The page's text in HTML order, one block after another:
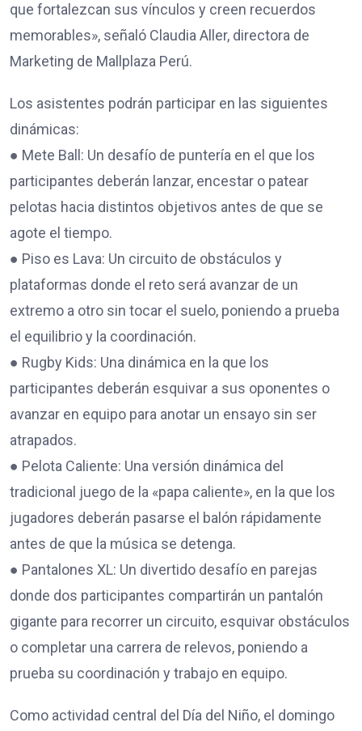
que fortalezcan sus vínculos y creen recuerdos
memorables», señaló Claudia Aller, directora de
Marketing de Mallplaza Perú.
Los asistentes podrán participar en las siguientes
dinámicas:
● Mete Ball: Un desafío de puntería en el que los
participantes deberán lanzar, encestar o patear
pelotas hacia distintos objetivos antes de que se
agote el tiempo.
● Piso es Lava: Un circuito de obstáculos y
plataformas donde el reto será avanzar de un
extremo a otro sin tocar el suelo, poniendo a prueba
el equilibrio y la coordinación.
● Rugby Kids: Una dinámica en la que los
participantes deberán esquivar a sus oponentes o
avanzar en equipo para anotar un ensayo sin ser
atrapados.
● Pelota Caliente: Una versión dinámica del
tradicional juego de la «papa caliente», en la que los
jugadores deberán pasarse el balón rápidamente
antes de que la música se detenga.
● Pantalones XL: Un divertido desafío en parejas
donde dos participantes compartirán un pantalón
gigante para recorrer un circuito, esquivar obstáculos
o completar una carrera de relevos, poniendo a
prueba su coordinación y trabajo en equipo.
Como actividad central del Día del Niño, el domingo